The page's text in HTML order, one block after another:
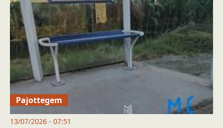
Pajottegem
13/07/2026 - 07:51